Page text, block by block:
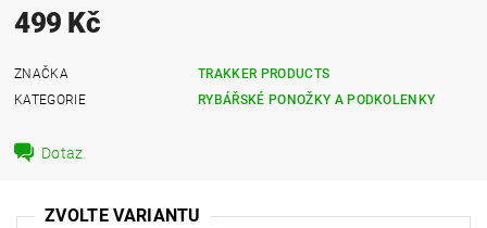
499 Kč
ZNAČKA
TRAKKER PRODUCTS
KATEGORIE
RYBÁŘSKÉ PONOŽKY A PODKOLENKY
Dotaz
ZVOLTE VARIANTU